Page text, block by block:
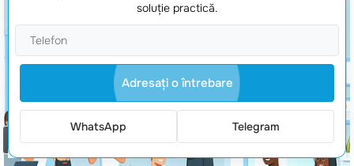
soluţie practică.
Adresaţi o întrebare
WhatsApp Telegram
Comanda un apel